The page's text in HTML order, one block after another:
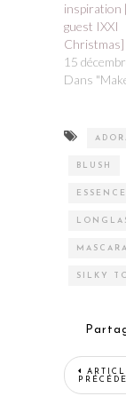
inspiration
guest IXXI
Christmas]
15
Dans
BLUSH
ESSENCE
MASCARA
SILKY